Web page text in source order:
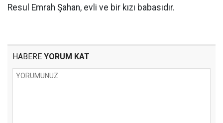
Resul Emrah Şahan, evli ve bir kızı babasıdır.
HABERE YORUM KAT